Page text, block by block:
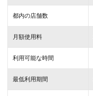
都内の店舗数
月額使用料
利用可能な時間
最低利用期間